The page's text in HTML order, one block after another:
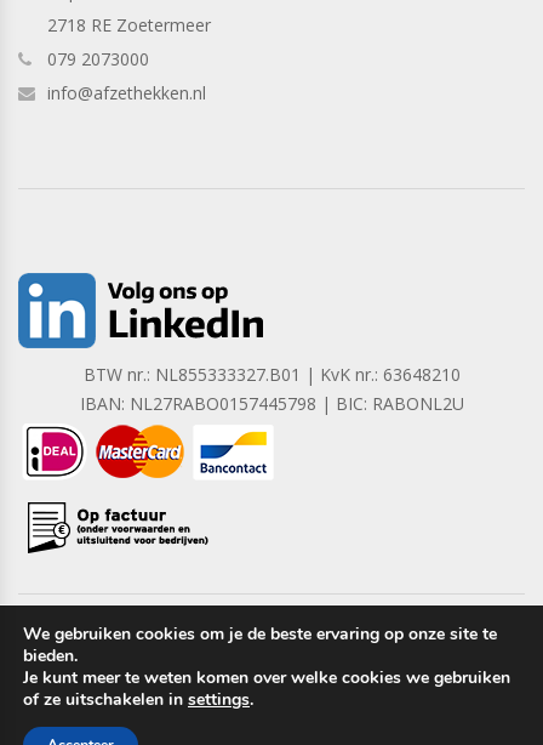
2718 RE Zoetermeer
079 2073000
info@afzethekken.nl
BTW nr.: NL855333327.B01 | KvK nr.: 63648210
IBAN: NL27RABO0157445798 | BIC: RABONL2U
Copyright © 2023 Barrera B.V. Alle rechten voorbehouden.
We gebruiken cookies om je de beste ervaring op onze site te
bieden.
Je kunt meer te weten komen over welke cookies we gebruiken
of ze uitschakelen in settings.